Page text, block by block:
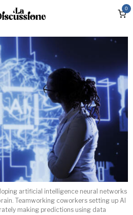
0
artificial intelligence neural networks
Teamworking coworkers setting up AI
making predictions using data